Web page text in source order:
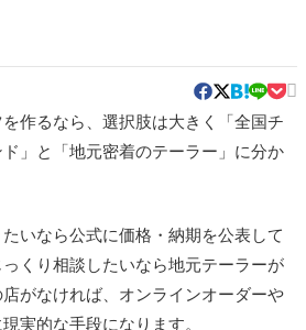

作るなら、選択肢は大きく「全国チ
」と「地元密着のテーラー」に分か
いなら公式に価格・納期を公表して
くり相談したいなら地元テーラーが
がなければ、オンラインオーダーや
実的な手段になります。